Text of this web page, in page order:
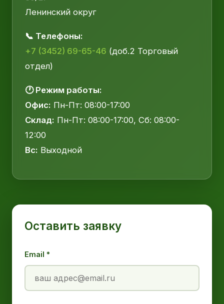
Ленинский округ
📞 Телефоны:
+7 (3452) 69-65-46 (доб.2 Торговый
отдел)
🕐 Режим работы:
Офис: Пн-Пт: 08:00-17:00
Склад: Пн-Пт: 08:00-17:00, Сб: 08:00-
12:00
Вс: Выходной
Оставить заявку
Email *